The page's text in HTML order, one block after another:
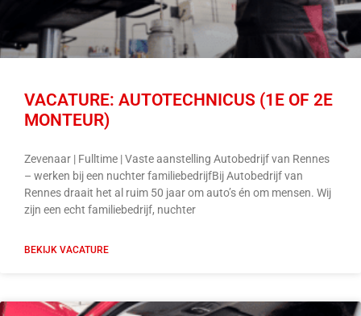
VACATURE: AUTOTECHNICUS (1E OF 2E
MONTEUR)
Zevenaar | Fulltime | Vaste aanstelling Autobedrijf van Rennes
– werken bij een nuchter familiebedrijfBij Autobedrijf van
Rennes draait het al ruim 50 jaar om auto’s én om mensen. Wij
zijn een echt familiebedrijf, nuchter
BEKIJK VACATURE